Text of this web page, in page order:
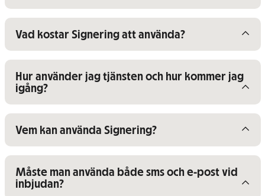
Visa/dölj innehåll för
Vad kostar Signering att använda?
Visa/dölj innehåll för
Hur använder jag tjänsten och hur kommer jag
igång?
Visa/dölj innehåll för
Vem kan använda Signering?
Visa/dölj innehåll för
Måste man använda både sms och e-post vid
inbjudan?